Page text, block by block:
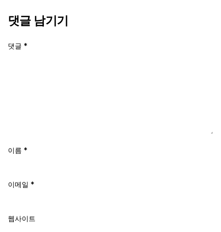
댓글 남기기
댓글 *
이름 *
이메일 *
웹사이트